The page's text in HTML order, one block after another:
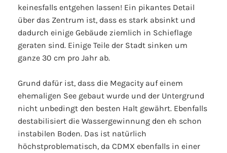
keinesfalls entgehen lassen! Ein pikantes Detail
über das Zentrum ist, dass es stark absinkt und
dadurch einige Gebäude ziemlich in Schieflage
geraten sind. Einige Teile der Stadt sinken um
ganze 30 cm pro Jahr ab.
Grund dafür ist, dass die Megacity auf einem
ehemaligen See gebaut wurde und der Untergrund
nicht unbedingt den besten Halt gewährt. Ebenfalls
destabilisiert die Wassergewinnung den eh schon
instabilen Boden. Das ist natürlich
höchstproblematisch, da CDMX ebenfalls in einer